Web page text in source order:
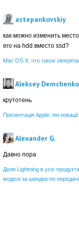
astepankovskiy
как можно изменить
его на hdd вместо ssd?
Mac OS X: что такое
Aleksey Demchenko
крутотень
Презентація Apple: які
Alexander G.
Давно пора
Доля Lightning в усіх
моделі за швидкістю передачі